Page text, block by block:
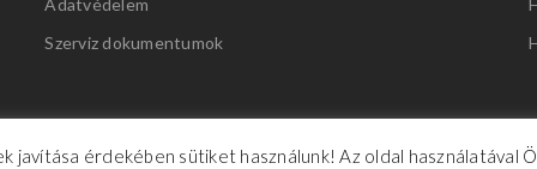
Szerviz dokumentumok
javítása érdekében sütiket használunk! Az oldal használatával